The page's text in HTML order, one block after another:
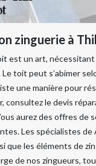
zinguerie à Thil
est un art,
toit peut s’abimer
une manière pour
consultez le devis
aurez des offres de
Les spécialistes
que les éléments de
de nos zingueurs,